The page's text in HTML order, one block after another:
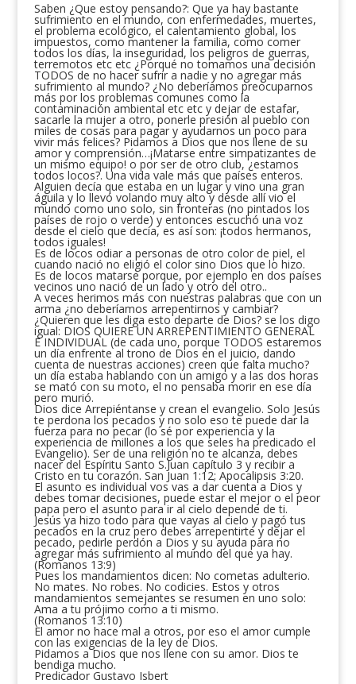
Saben ¿Que estoy pensando?: Que ya hay bastante
sufrimiento en el mundo, con enfermedades, muertes,
el problema ecológico, el calentamiento global, los
impuestos, como mantener la familia, como comer
todos los días, la inseguridad, los peligros de guerras,
terremotos etc etc ¿Porqué no tomamos una decisión
TODOS de no hacer sufrir a nadie y no agregar más
sufrimiento al mundo? ¿No deberíamos preocuparnos
más por los problemas comunes como la
contaminación ambiental etc etc y dejar de estafar,
sacarle la mujer a otro, ponerle presión al pueblo con
miles de cosas para pagar y ayudarnos un poco para
vivir más felices? Pidamos a Dios que nos llene de su
amor y comprensión…¡Matarse entre simpatizantes de
un mismo equipo! o por ser de otro club, ¿estamos
todos locos?. Una vida vale más que países enteros.
Alguien decía que estaba en un lugar y vino una gran
águila y lo llevó volando muy alto y desde allí vio el
mundo como uno solo, sin fronteras (no pintados los
países de rojo o verde) y entonces escuchó una voz
desde el cielo que decía, es así son: ¡todos hermanos,
todos iguales!
Es de locos odiar a personas de otro color de piel, el
cuando nació no eligió el color sino Dios que lo hizo.
Es de locos matarse porque, por ejemplo en dos países
vecinos uno nació de un lado y otro del otro..
A veces herimos más con nuestras palabras que con un
arma ¿no deberíamos arrepentirnos y cambiar?
¿Quieren que les diga esto departe de Dios? se los digo
igual: DIOS QUIERE UN ARREPENTIMIENTO GENERAL
E INDIVIDUAL (de cada uno, porque TODOS estaremos
un día enfrente al trono de Dios en el juicio, dando
cuenta de nuestras acciones) creen que falta mucho?
un día estaba hablando con un amigo y a las dos horas
se mató con su moto, el no pensaba morir en ese día
pero murió.
Dios dice Arrepiéntanse y crean el evangelio. Solo Jesús
te perdona los pecados y no solo eso te puede dar la
fuerza para no pecar (lo sé por experiencia y la
experiencia de millones a los que seles ha predicado el
Evangelio). Ser de una religión no te alcanza, debes
nacer del Espíritu Santo S.Juan capítulo 3 y recibir a
Cristo en tu corazón. San Juan 1:12; Apocalipsis 3:20.
El asunto es individual vos vas a dar cuenta a Dios y
debes tomar decisiones, puede estar el mejor o el peor
papa pero el asunto para ir al cielo depende de ti.
Jesús ya hizo todo para que vayas al cielo y pagó tus
pecados en la cruz pero debes arrepentirte y dejar el
pecado, pedirle perdón a Dios y su ayuda para no
agregar más sufrimiento al mundo del que ya hay.
(Romanos 13:9)
Pues los mandamientos dicen: No cometas adulterio.
No mates. No robes. No codicies. Estos y otros
mandamientos semejantes se resumen en uno solo:
Ama a tu prójimo como a ti mismo.
(Romanos 13:10)
El amor no hace mal a otros, por eso el amor cumple
con las exigencias de la ley de Dios.
Pidamos a Dios que nos llene con su amor. Dios te
bendiga mucho.
Predicador Gustavo Isbert